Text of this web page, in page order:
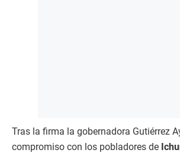
Tras la firma la gobernadora Gutiérrez
compromiso con los pobladores de